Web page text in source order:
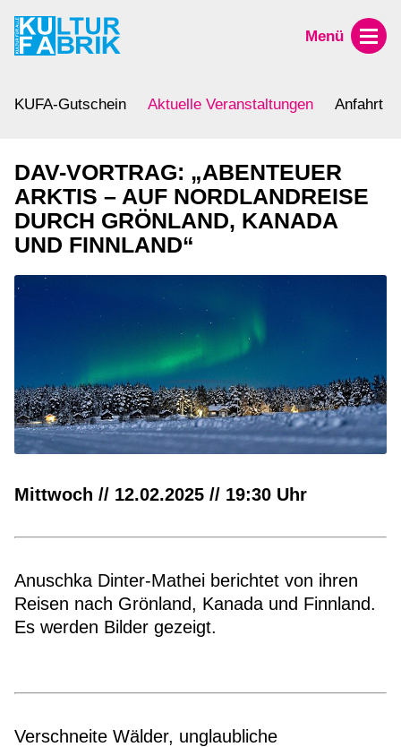
Menü
KUFA-Gutschein Aktuelle Veranstaltungen Anfahrt
DAV-VORTRAG: „ABENTEUER
ARKTIS – AUF NORDLANDREISE
DURCH GRÖNLAND, KANADA
UND FINNLAND“
Mittwoch // 12.02.2025 // 19:30 Uhr
Anuschka Dinter-Mathei berichtet von ihren
Reisen nach Grönland, Kanada und Finnland.
Es werden Bilder gezeigt.
Verschneite Wälder, unglaubliche